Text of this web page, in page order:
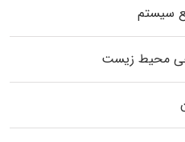
سیستم
محیط زیست